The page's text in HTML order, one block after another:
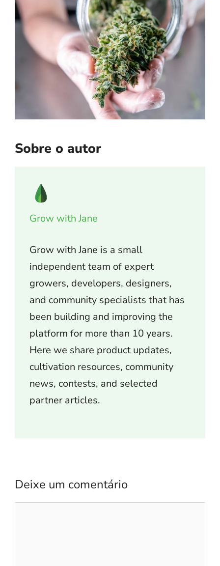
Sobre o autor
Grow with Jane
Grow with Jane is a small
independent team of expert
growers, developers, designers,
and community specialists that has
been building and improving the
platform for more than 10 years.
Here we share product updates,
cultivation resources, community
news, contests, and selected
partner articles.
Deixe um comentário